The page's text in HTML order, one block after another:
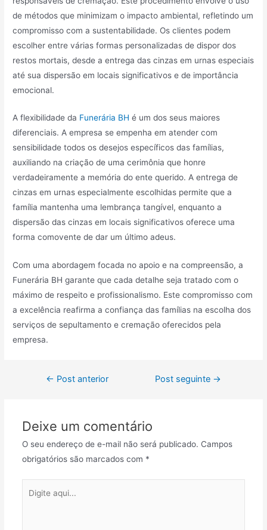
de métodos que minimizam o impacto ambiental, refletindo um
compromisso com a sustentabilidade. Os clientes podem
escolher entre várias formas personalizadas de dispor dos
restos mortais, desde a entrega das cinzas em urnas especiais
até sua dispersão em locais significativos e de importância
emocional.
A flexibilidade da Funerária BH é um dos seus maiores
diferenciais. A empresa se empenha em atender com
sensibilidade todos os desejos específicos das famílias,
auxiliando na criação de uma cerimônia que honre
verdadeiramente a memória do ente querido. A entrega de
cinzas em urnas especialmente escolhidas permite que a
família mantenha uma lembrança tangível, enquanto a
dispersão das cinzas em locais significativos oferece uma
forma comovente de dar um último adeus.
Com uma abordagem focada no apoio e na compreensão, a
Funerária BH garante que cada detalhe seja tratado com o
máximo de respeito e profissionalismo. Este compromisso com
a excelência reafirma a confiança das famílias na escolha dos
serviços de sepultamento e cremação oferecidos pela
empresa.
Navegação
← Post anterior Post seguinte →
Deixe um comentário
O seu endereço de e-mail não será publicado. Campos
obrigatórios são marcados com *
aqui...